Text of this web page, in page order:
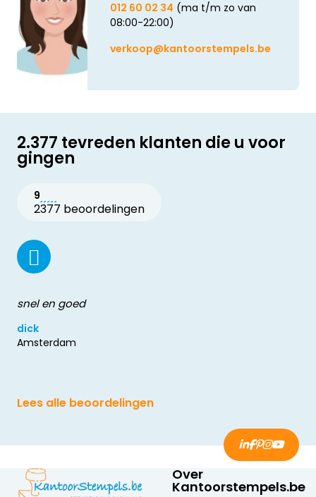
012 60 02 34 (ma t/m zo van
08:00-22:00)
verkoop@kantoorstempels.be
2.377 tevreden klanten die u voor
gingen
9
2377 beoordelingen
snel en goed
dick
Amsterdam
Lees alle beoordelingen
Over
Kantoorstempels.be